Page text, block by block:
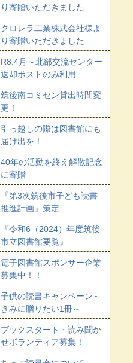
り寄贈いただきました
クロレラ工業株式会社様よ
り寄贈いただきました
R8.4月～北部交流センター
返却ポストのみ利用
筑後南コミセン貸出時間変
更！
引っ越しの際は図書館にも
届け出を！
40年の活動を終え解散記念
に寄贈
『第3次筑後市子ども読書
推進計画』策定
『令和6（2024）年度筑後
市立図書館要覧』
電子図書館スポンサー企業
募集中！！
子供の読書キャンペーン～
きみに贈りたい1冊～
ブックスタート・読み聞か
せボランティア募集！